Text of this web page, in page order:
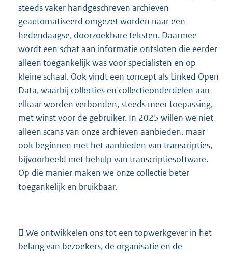
steeds vaker handgeschreven archieven
geautomatiseerd omgezet worden naar een
hedendaagse, doorzoekbare teksten. Daarmee
wordt een schat aan informatie ontsloten die eerder
alleen toegankelijk was voor specialisten en op
kleine schaal. Ook vindt een concept als Linked Open
Data, waarbij collecties en collectieonderdelen aan
elkaar worden verbonden, steeds meer toepassing,
met winst voor de gebruiker. In 2025 willen we niet
alleen scans van onze archieven aanbieden, maar
ook beginnen met het aanbieden van transcripties,
bijvoorbeeld met behulp van transcriptiesoftware.
Op die manier maken we onze collectie beter
toegankelijk en bruikbaar.
 We ontwikkelen ons tot een topwerkgever in het
belang van bezoekers, de organisatie en de